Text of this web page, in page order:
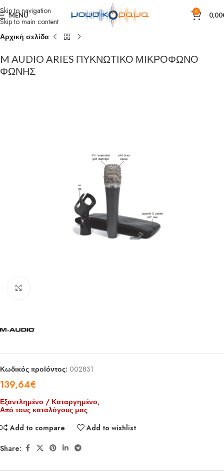
Skip to navigation
Skip to main content
MENU 0 0,00
Αρχική σελίδα
M AUDIO ARIES ΠΥΚΝΩΤΙΚΟ ΜΙΚΡΟΦΩΝΟ
ΦΩΝΗΣ
Κωδικός προϊόντος: 002831
139,64€
Εξαντλημένο / Καταργημένο,
Από τους καταλόγους μας
Add to compare
Add to wishlist
Share: